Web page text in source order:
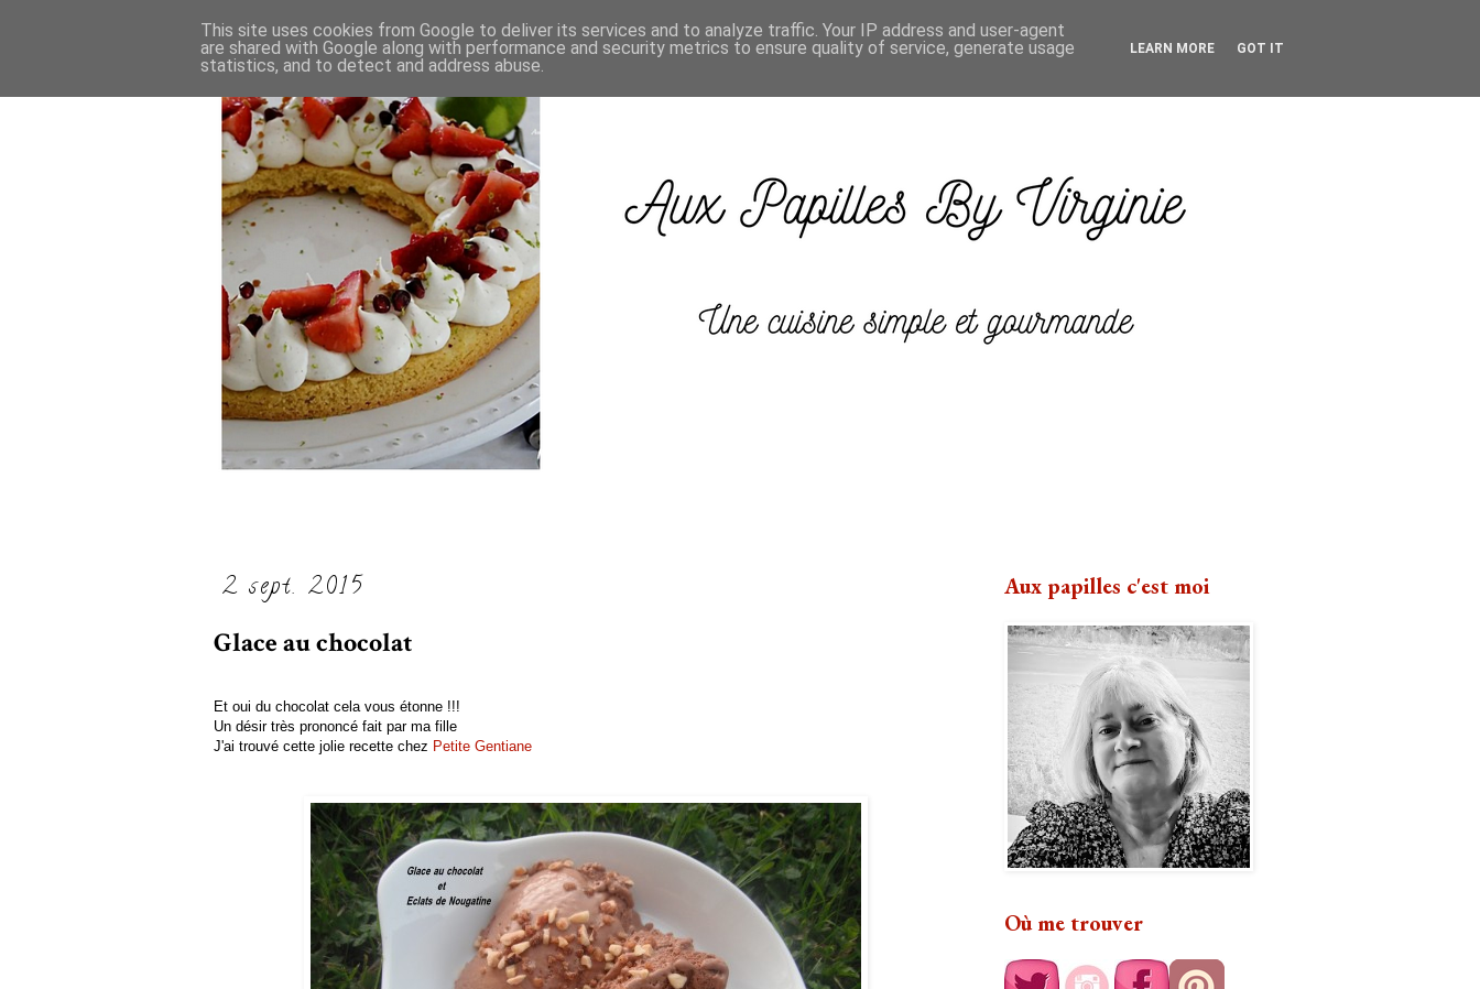
2 sept. 2015
Glace au chocolat
Et oui du chocolat cela vous étonne !!!
Un désir très prononcé fait par ma fille
J'ai trouvé cette jolie recette chez Petite Gentiane
Aux papilles c'est moi
Où me trouver
This site uses cookies from Google to deliver its services and to analyze traffic. Your IP address and user-agent
are shared with Google along with performance and security metrics to ensure quality of service, generate usage
statistics, and to detect and address abuse.
LEARN MORE GOT IT